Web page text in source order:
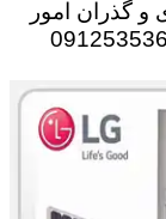
و گذران امور
های فراوانی ارائه کنند.09125353655